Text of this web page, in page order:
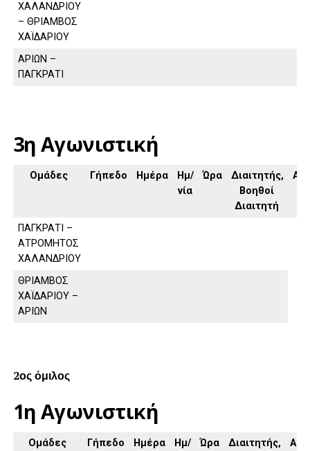
ΧΑΛΑΝΔΡΙΟΥ
– ΘΡΙΑΜΒΟΣ
ΧΑΪΔΑΡΙΟΥ
ΑΡΙΩΝ –
ΠΑΓΚΡΑΤΙ
3η Αγωνιστική
Ομάδες Γήπεδο Ημέρα
Ημ/
νία
Ώρα
Διαιτητής,
Βοηθοί
Διαιτητή
ΠΑΓΚΡΑΤΙ –
ΑΤΡΟΜΗΤΟΣ
ΧΑΛΑΝΔΡΙΟΥ
ΘΡΙΑΜΒΟΣ
ΧΑΪΔΑΡΙΟΥ –
ΑΡΙΩΝ
2ος όμιλος
1η Αγωνιστική
Ομάδες Γήπεδο Ημέρα Ημ/ Ώρα Διαιτητής,